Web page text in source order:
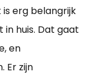
erg belangrijk
huis. Dat gaat
en
Er zijn